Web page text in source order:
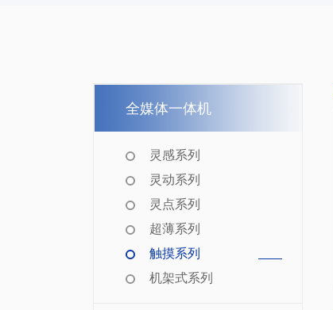
全媒体一体机
灵感系列
灵动系列
灵点系列
超薄系列
触摸系列
机架式系列